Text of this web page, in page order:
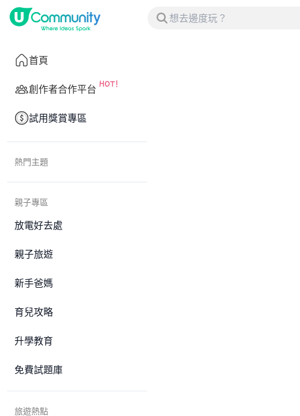
首頁
創作者合作平台
試用獎賞專區
熱門主題
親子專區
放電好去處
親子旅遊
新手爸媽
育兒攻略
升學教育
免費試題庫
旅遊熱點